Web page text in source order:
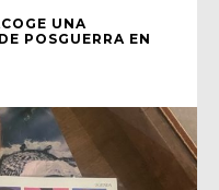
UNA
POSGUERRA EN